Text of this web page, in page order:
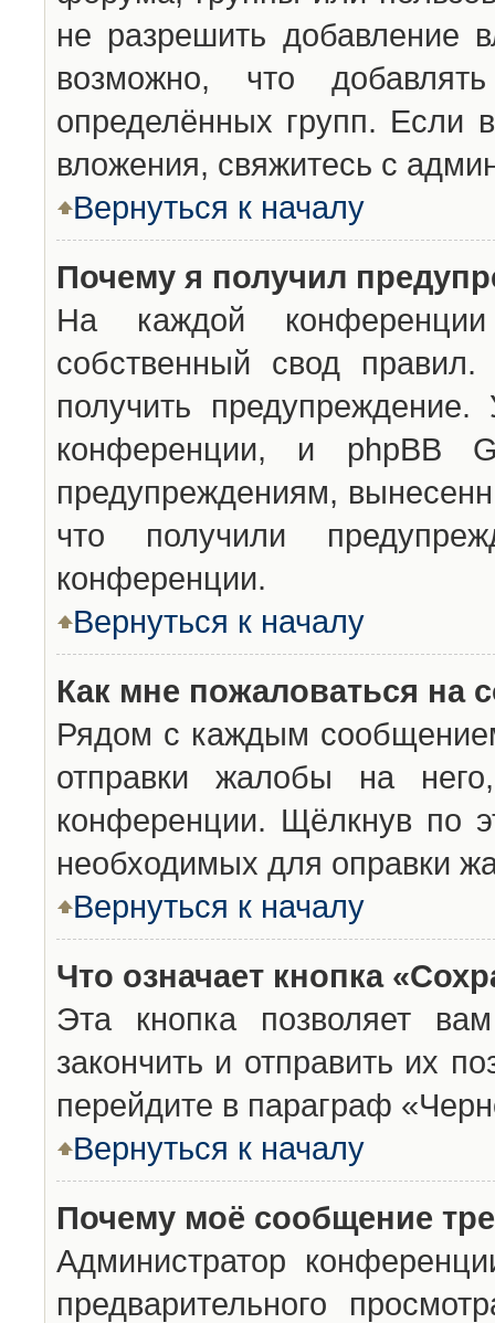
не разрешить добавление
возможно, что
определённых групп. Если
вложения, свяжитесь с
Вернуться к началу
Почему я получил
На каждой конференции
собственный свод
получить
конференции, и phpBB
предупреждениям,
что получили
конференции.
Вернуться к началу
Как мне пожаловаться на
Рядом с каждым
отправки жалобы на
конференции. Щёлкнув по
необходимых для оправки
Вернуться к началу
Что означает кнопка
Эта кнопка позволяет
закончить и отправить их
перейдите в параграф
Вернуться к началу
Почему моё сообщение
Администратор
предварительного